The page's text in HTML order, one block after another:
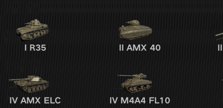
I R35 II AMX 40 II
IV AMX ELC IV M4A4 FL10